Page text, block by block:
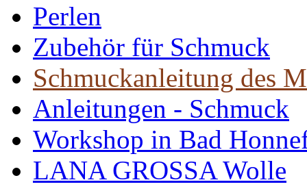
Perlen
Zubehör für Schmuck
Schmuckanleitung des
Anleitungen - Schmuck
Workshop in Bad
LANA GROSSA Wolle